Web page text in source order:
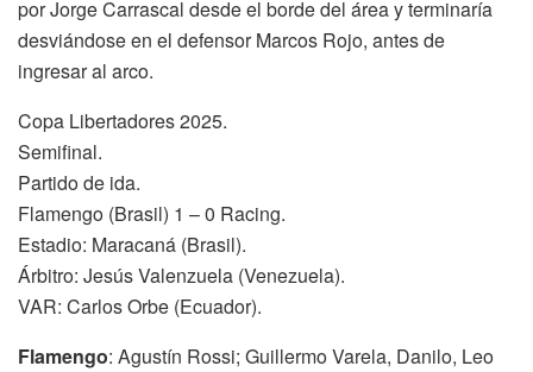
por Jorge Carrascal desde el borde del área y terminaría
desviándose en el defensor Marcos Rojo, antes de
ingresar al arco.
Copa Libertadores 2025.
Semifinal.
Partido de ida.
Flamengo (Brasil) 1 – 0 Racing.
Estadio: Maracaná (Brasil).
Árbitro: Jesús Valenzuela (Venezuela).
VAR: Carlos Orbe (Ecuador).
Flamengo: Agustín Rossi; Guillermo Varela, Danilo, Leo